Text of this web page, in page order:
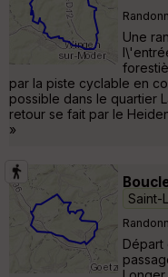
Une
par la piste cyclable en
possible dans le quartier
retour se fait par le
»
Saint-
Départ